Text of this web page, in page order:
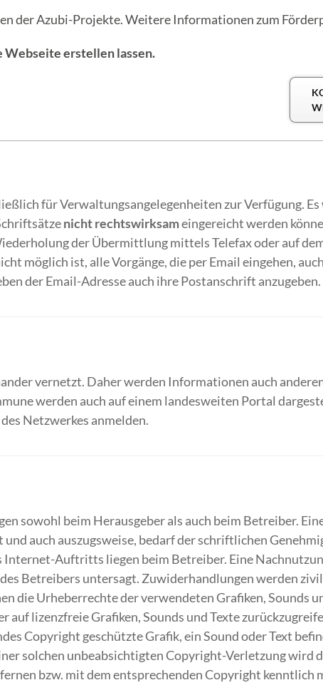
der Azubi-Projekte. Weitere Informationen zum
Webseite erstellen lassen.
für Verwaltungsangelegenheiten zur Verfügung.
nicht rechtswirksameingereicht werden
der Übermittlung mittels Telefax oder auf
möglich ist, alle Vorgänge, die per Email eingehen,
der Email-Adresse auch ihre Postanschrift anzugeben.
vernetzt. Daher werden Informationen auch
werden auch auf einem landesweiten Portal
Netzwerkes anmelden.
sowohl beim Herausgeber als auch beim Betreiber.
auch auszugsweise, bedarf der schriftlichen
Internet-Auftritts liegen beim Betreiber. Eine
Betreibers untersagt. Zuwiderhandlungen werden
die Urheberrechte der verwendeten Grafiken, Sounds
auf lizenzfreie Grafiken, Sounds und Texte
Copyright geschützte Grafik, ein Sound oder Text
solchen unbeabsichtigten Copyright-Verletzung wird
bzw. mit dem entsprechenden Copyright kenntlich